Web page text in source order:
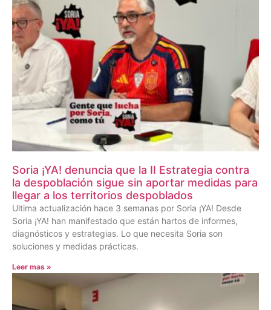
Soria ¡YA! denuncia que la II Estrategia contra
la despoblación sigue sin aportar medidas para
llegar a los territorios despoblados
Ultima actualización hace 3 semanas por Soria ¡YA! Desde
Soria ¡YA! han manifestado que están hartos de informes,
diagnósticos y estrategias. Lo que necesita Soria son
soluciones y medidas prácticas.
Leer mas »